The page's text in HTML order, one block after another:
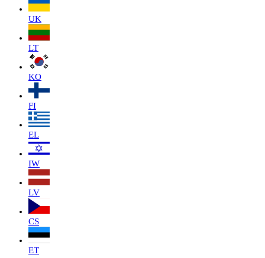
UK
LT
KO
FI
EL
IW
LV
CS
ET